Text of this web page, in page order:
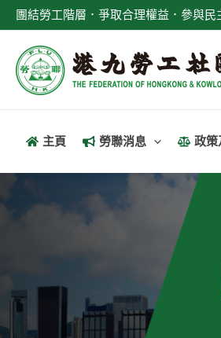
至
團結勞工階層．爭取合理權益．參與
主頁 勞聯消息 政策